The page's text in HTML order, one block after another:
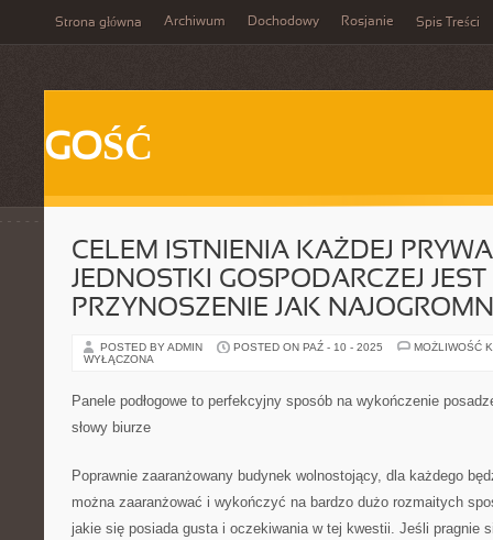
Strona główna Archiwum Dochodowy Rosjanie Spis Treści
GOŚĆ
CELEM ISTNIENIA KAŻDEJ
JEDNOSTKI GOSPODARCZEJ JEST
PRZYNOSZENIE JAK
POSTED BY ADMIN POSTED ON PAŹ - 10 - 2025
MOŻLIWOŚĆ
WYŁĄCZONA
Panele podłogowe to perfekcyjny sposób na wykończenie
słowy biurze
Poprawnie zaaranżowany budynek wolnostojący, dla każdego
można zaaranżować i wykończyć na bardzo dużo rozmaitych
jakie się posiada gusta i oczekiwania w tej kwestii. Jeśli pragnie